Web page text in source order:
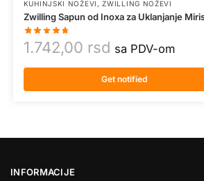
KUHINJSKI NOŽEVI ,ZWILLING NOŽEVI
Zwilling Sapun od Inoxa za Uklanjanje
1.742,00 rsd sa PDV-om
Get notified
INFORMACIJE